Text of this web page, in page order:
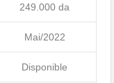
249.000 da
Mai/2022
Disponible